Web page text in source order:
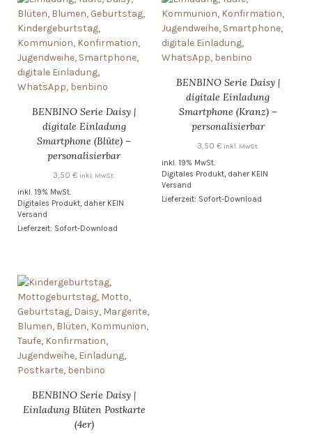
BENBINO Serie Daisy |
digitale Einladung
Smartphone (Blüte) –
personalisierbar
3,50€ inkl. MwSt.
inkl. 19% MwSt.
Digitales Produkt, daher KEIN
Versand
Lieferzeit: Sofort-Download
BENBINO Serie Daisy |
digitale Einladung
Smartphone (Kranz) –
personalisierbar
3,50 € inkl. MwSt.
inkl. 19% MwSt.
Digitales Produkt, daher KEIN
Versand
Lieferzeit: Sofort-Download
BENBINO Serie Daisy |
Einladung Blüten Postkarte
(4er)